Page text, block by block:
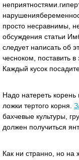
просто несравнимы,
обсуждения статьи
следует написать об
чесноком, поставить
Каждый кусок
Надо натереть
ложки тертого корня.
бахчевые культуры,
должен получиться
Как ни странно, но